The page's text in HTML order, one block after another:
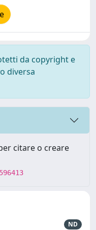
da copyright e
diversa
citare o creare
ND